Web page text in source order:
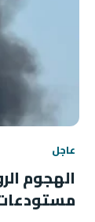
عاجل
الهجوم